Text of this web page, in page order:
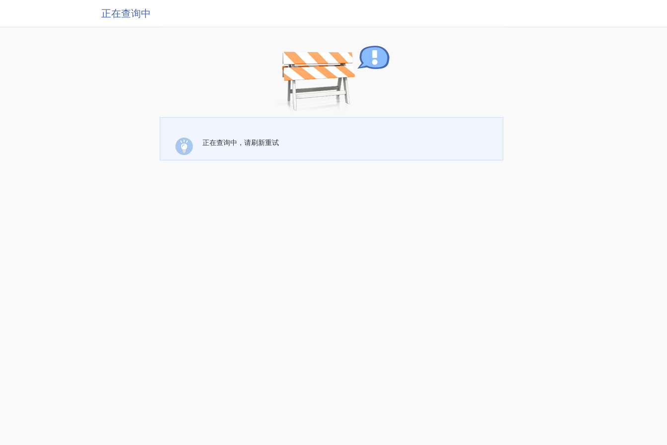
正在查询中
正在查询中，请刷新重试